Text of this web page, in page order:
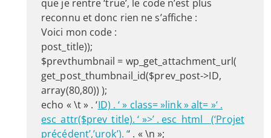
que je rentre ‘true’, le code n’est plus
reconnu et donc rien ne s’affiche :
Voici mon code :
post_title));
$prevthumbnail = wp_get_attachment_url(
get_post_thumbnail_id($prev_post->ID,
array(80,80)) );
echo « \t » . ‘ID) . ‘ » class= »link » alt= »‘ .
esc_attr($prev_title). ‘ »>’ . esc_html__(‘Projet
précédent’,’urok’). ‘‘ . « \n »;